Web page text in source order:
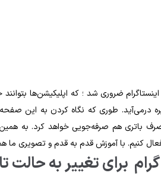
ضروری شد ؛ که اپلیکیشن‌ها
درمی‌آید. طوری که نگاه کردن به این
باتری هم صرفه‌جویی خواهد کرد. به
کنیم. با آموزش قدم به قدم و تصویری ما
برای تغییر به حالت